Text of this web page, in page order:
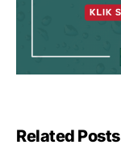
Related Posts